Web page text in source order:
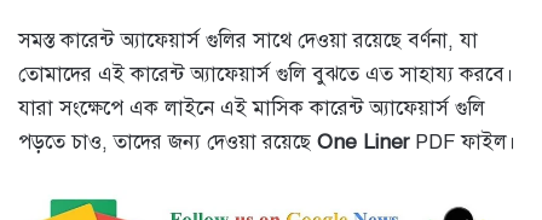
সমস্ত কারেন্ট অ্যাফেয়ার্স গুলির সাথে দেওয়া রয়েছে বর্ণনা, যা
তোমাদের এই কারেন্ট অ্যাফেয়ার্স গুলি বুঝতে এত সাহায্য করবে।
যারা সংক্ষেপে এক লাইনে এই মাসিক কারেন্ট অ্যাফেয়ার্স গুলি
পড়তে চাও, তাদের জন্য দেওয়া রয়েছে One Liner PDF ফাইল।